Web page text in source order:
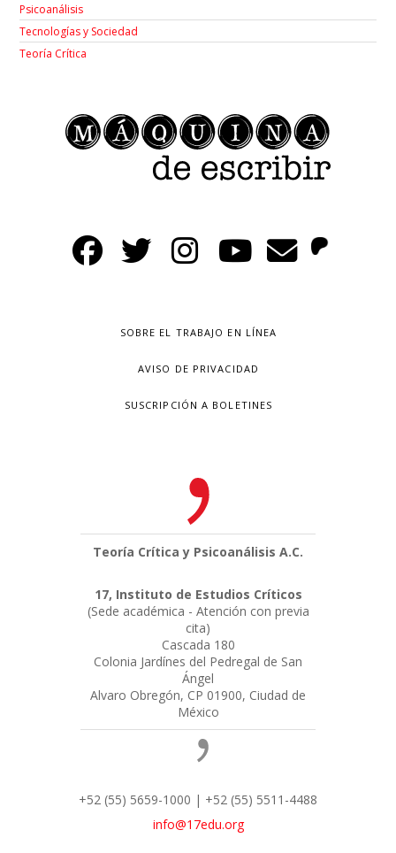
Psicoanálisis
Tecnologías y Sociedad
Teoría Crítica
SOBRE EL TRABAJO EN LÍNEA
AVISO DE PRIVACIDAD
SUSCRIPCIÓN A BOLETINES
Teoría Crítica y Psicoanálisis A.C.
17, Instituto de Estudios Críticos
(Sede académica - Atención con previa
cita)
Cascada 180
Colonia Jardínes del Pedregal de San
Ángel
Alvaro Obregón, CP 01900, Ciudad de
México
+52 (55) 5659-1000 | +52 (55) 5511-4488
info@17edu.org